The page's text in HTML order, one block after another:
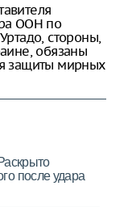
ООН по
стороны,
обязаны
защиты мирных